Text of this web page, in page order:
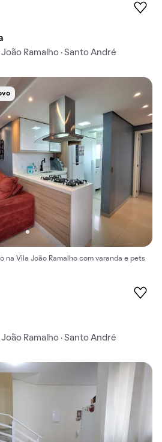
Ramalho · Santo André
na Vila João Ramalho com varanda e pets
Ramalho · Santo André